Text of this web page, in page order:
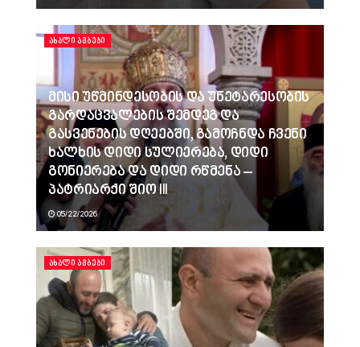
ᲐᲮᲐᲚᲘ ᲐᲛᲑᲔᲑᲘ
მისი უწმინდესობის და უნეტარესობის
გარდაცვალების შემდეგ და
გასვენების დღეებში, გამოჩნდა ჩვენი
ხალხის დიდი სულიერება, დიდი
გონიერება და დიდი რწმენა –
პატრიარქი შიო III
05/22/2026
ᲐᲮᲐᲚᲘ ᲐᲛᲑᲔᲑᲘ